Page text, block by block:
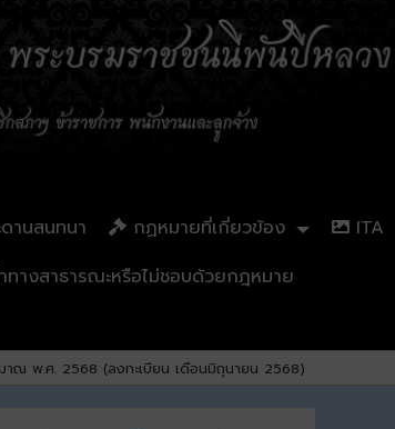
ดานสนทนา กฏหมายที่เกี่ยวข้อง
ITA
ทางสาธารณะหรือไม่ชอบด้วยกฎหมาย
าณ พ.ศ. 2568 (ลงทะเบียน เดือนมิถุนายน 2568)